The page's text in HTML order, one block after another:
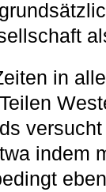
in
indem